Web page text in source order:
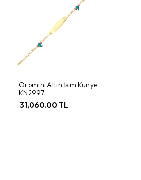
Oromini Altın İsim Künye
KN2997
31,060.00 TL